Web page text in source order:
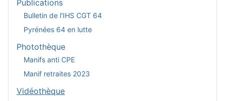
Publications
Bulletin de l'IHS CGT 64
Pyrénées 64 en lutte
Photothèque
Manifs anti CPE
Manif retraites 2023
Vidéothèque